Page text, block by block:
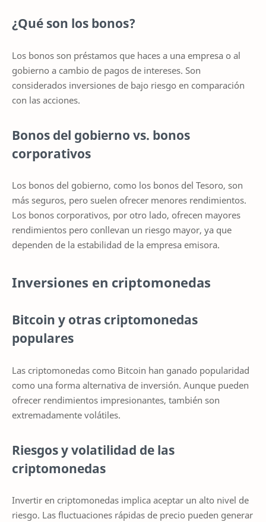
¿Qué son los bonos?
Los bonos son préstamos que haces a una empresa o al
gobierno a cambio de pagos de intereses. Son
considerados inversiones de bajo riesgo en comparación
con las acciones.
Bonos del gobierno vs. bonos
corporativos
Los bonos del gobierno, como los bonos del Tesoro, son
más seguros, pero suelen ofrecer menores rendimientos.
Los bonos corporativos, por otro lado, ofrecen mayores
rendimientos pero conllevan un riesgo mayor, ya que
dependen de la estabilidad de la empresa emisora.
Inversiones en criptomonedas
Bitcoin y otras criptomonedas
populares
Las criptomonedas como Bitcoin han ganado popularidad
como una forma alternativa de inversión. Aunque pueden
ofrecer rendimientos impresionantes, también son
extremadamente volátiles.
Riesgos y volatilidad de las
criptomonedas
Invertir en criptomonedas implica aceptar un alto nivel de
riesgo. Las fluctuaciones rápidas de precio pueden generar